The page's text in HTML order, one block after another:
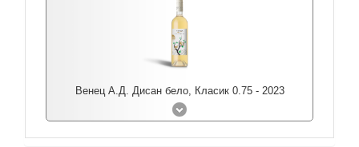
Венец А.Д. Дисан бело, Класик 0.75 - 2023